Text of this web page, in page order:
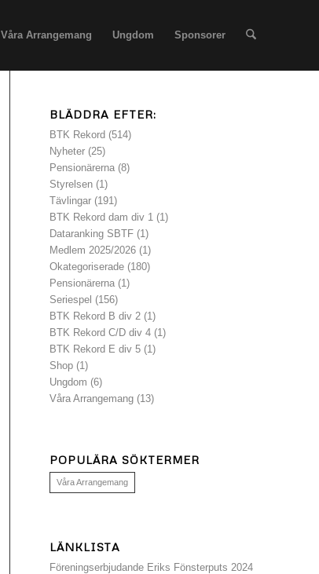
Våra Arrangemang Ungdom Sponsorer
BLÄDDRA EFTER:
BTK Rekord (514)
Nyheter (25)
Pensionärerna (8)
Styrelsen (1)
Tävlingar (191)
BTK Rekord dam div 1 (1)
Dataranking SBTF (1)
Medlem 2025/2026 (1)
Okategoriserade (180)
Pensionärerna (1)
Seriespel (156)
BTK Rekord B div 2 (1)
BTK Rekord C/D div 4 (1)
BTK Rekord E div 5 (1)
Shop (1)
Ungdom (6)
Våra Arrangemang (13)
POPULÄRA SÖKTERMER
Våra Arrangemang
LÄNKLISTA
Föreningserbjudande Eriks Fönsterputs 2024